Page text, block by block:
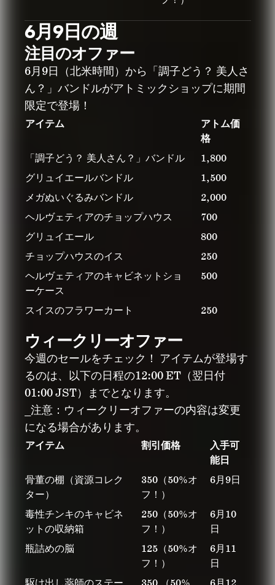
6月9日の週
注目のオファー
6月9日（北米時間）から「調子どう？ 美人さ
ん？」バンドルがアトミックショップに期間
限定で登場！
アイテム
アトム価
格
「調子どう？ 美人さん？」バンドル
1,800
グリュイエールバンドル
1,500
メガぬいぐるみバンドル
2,000
ヘルヴェティアのチョップハウス
700
グリュイエール
800
チョップハウスのイス
250
ヘルヴェティアのキャビネットショ
ーケース
500
スイスのフラワーカート 250
ウィークリーオファー
今週のセールをチェック！ アイテムが登場す
るのは、以下の日程の12:00 ET（翌日付
01:00 JST）までとなります。
_注意：ウィークリーオファーの内容は変更
になる場合があります。
アイテム 割引価格
入手可
能日
骨董の棚（資源コレク
ター）
350（50%オ
フ！）
6月9日
毒性チンキのキャビネ
ットの収納箱
250（50%オ
フ！）
6月10
日
瓶詰めの脳
125（50%オ
フ！）
6月11
日